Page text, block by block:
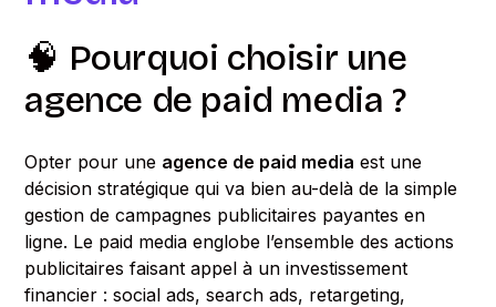
🧠 Pourquoi choisir une
agence de paid media ?
Opter pour une agence de paid media est une
décision stratégique qui va bien au-delà de la simple
gestion de campagnes publicitaires payantes en
ligne. Le paid media englobe l’ensemble des actions
publicitaires faisant appel à un investissement
financier : social ads, search ads, retargeting,